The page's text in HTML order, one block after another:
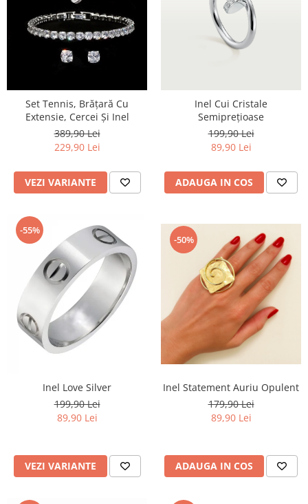
Set Tennis, Brățară Cu
Extensie, Cercei Și Inel
389,90 Lei
229,90 Lei
VEZI VARIANTE
Inel Cui Cristale
Semiprețioase
199,90 Lei
89,90 Lei
ADAUGA IN COS
-55%
Inel Love Silver
199,90 Lei
89,90 Lei
VEZI VARIANTE
-50%
Inel Statement Auriu Opulent
179,90 Lei
89,90 Lei
ADAUGA IN COS